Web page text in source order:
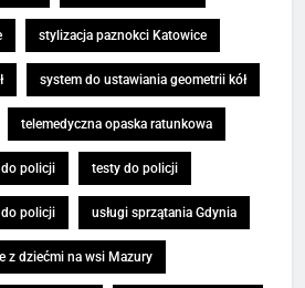
stylizacja paznokci Katowice
system do ustawiania geometrii kół
telemedyczna opaska ratunkowa
policji testy do policji
policji usługi sprzątania Gdynia
z dziećmi na wsi Mazury